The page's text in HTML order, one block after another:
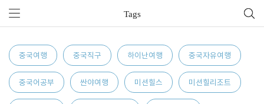
Tags
중국여행 중국직구 하이난여행 중국자유여행
중국어공부 싼야여행 미션힐스 미션힐리조트